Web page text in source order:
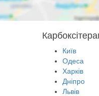
Київ
Одеса
Харків
Дніпро
Львів